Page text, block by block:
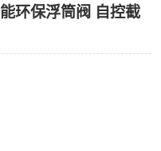
环保浮筒阀 自控截